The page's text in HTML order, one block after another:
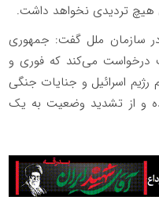
هیچ تردیدی نخواهد داشت.
سازمان ملل گفت: جمهوری
درخواست می‌کند که فوری و
اسرائیل و جنایات جنگی
و از تشدید وضعیت به یک